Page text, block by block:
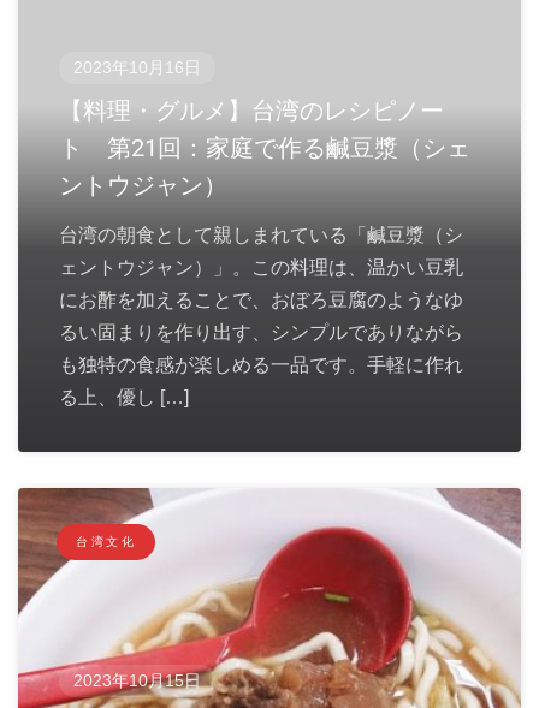
2023年10月16日
【料理・グルメ】台湾のレシピノー
ト 第21回：家庭で作る鹹豆漿（シェ
ントウジャン）
台湾の朝食として親しまれている「鹹豆漿（シ
ェントウジャン）」。この料理は、温かい豆乳
にお酢を加えることで、おぼろ豆腐のようなゆ
るい固まりを作り出す、シンプルでありながら
も独特の食感が楽しめる一品です。手軽に作れ
る上、優し […]
台湾文化
2023年10月15日